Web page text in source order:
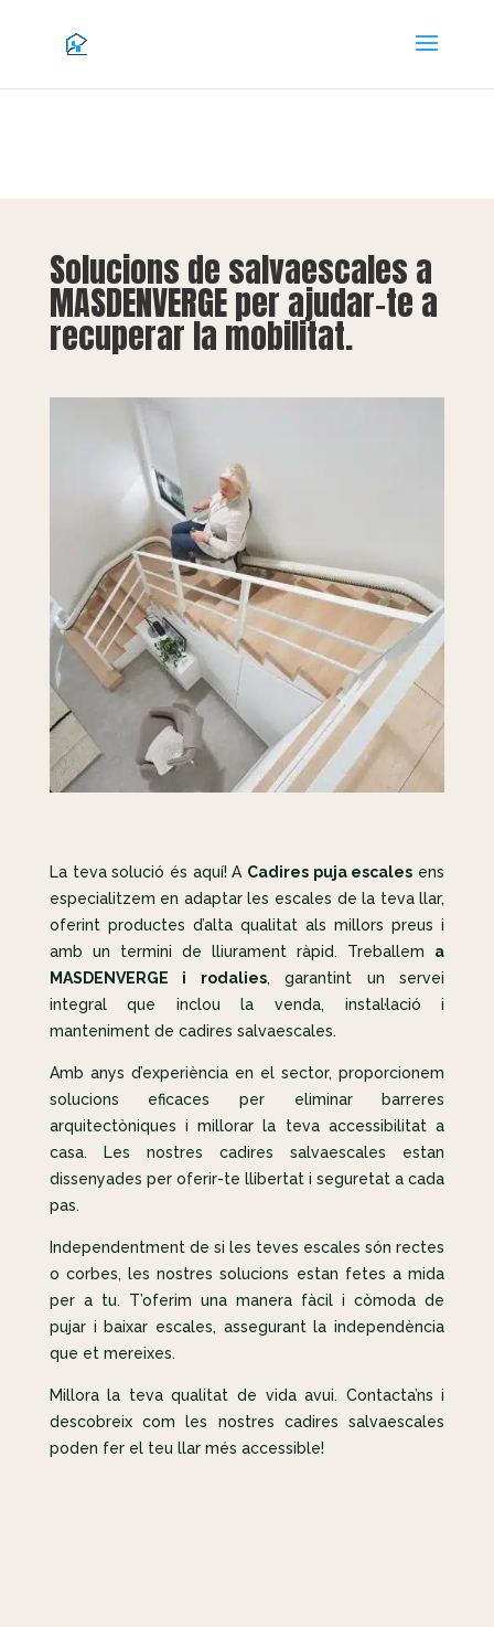
Solucions de salvaescales a
MASDENVERGE per ajudar-te a
recuperar la mobilitat.
La teva solució és aquí! A Cadires puja escales ens
especialitzem en adaptar les escales de la teva llar,
oferint productes d’alta qualitat als millors preus i
amb un termini de lliurament ràpid. Treballem a
MASDENVERGE i rodalies, garantint un servei
integral que inclou la venda, instal·lació i
manteniment de cadires salvaescales.
Amb anys d’experiència en el sector, proporcionem
solucions eficaces per eliminar barreres
arquitectòniques i millorar la teva accessibilitat a
casa. Les nostres cadires salvaescales estan
dissenyades per oferir-te llibertat i seguretat a cada
pas.
Independentment de si les teves escales són rectes
o corbes, les nostres solucions estan fetes a mida
per a tu. T’oferim una manera fàcil i còmoda de
pujar i baixar escales, assegurant la independència
que et mereixes.
Millora la teva qualitat de vida avui. Contacta’ns i
descobreix com les nostres cadires salvaescales
poden fer el teu llar més accessible!